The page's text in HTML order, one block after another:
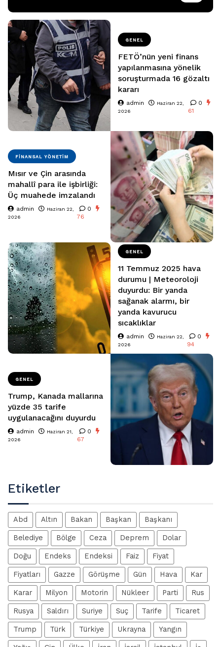
GENEL
FETÖ’nün yeni finans
yapılanmasına yönelik
soruşturmada 16 gözaltı
kararı
admin
Haziran 22,
2026
0
61
FINANSAL YÖNETIM
Mısır ve Çin arasında
mahallî para ile işbirliği:
Üç muahede imzalandı
admin
Haziran 22,
2026
0
76
GENEL
11 Temmuz 2025 hava
durumu | Meteoroloji
duyurdu: Bir yanda
sağanak alarmı, bir
yanda kavurucu
sıcaklıklar
admin
Haziran 22,
2026
0
94
GENEL
Trump, Kanada mallarına
yüzde 35 tarife
uygulanacağını duyurdu
admin
Haziran 21,
2026
0
67
Etiketler
Abd Altın Bakan Başkan Başkanı
Belediye Bölge Ceza Deprem Dolar
Doğu Endeks Endeksi Faiz Fiyat
Fiyatları Gazze Görüşme Gün Hava Kar
Karar Milyon Motorin Nükleer Parti Rus
Rusya Saldırı Suriye Suç Tarife Ticaret
Trump Türk Türkiye Ukrayna Yangın